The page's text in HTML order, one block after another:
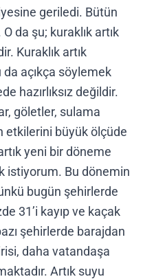
geriledi. Bütün
da şu; kuraklık artık
Kuraklık artık
açıkça söylemek
hazırlıksız değildir.
göletler, sulama
etkilerini büyük ölçüde
yeni bir döneme
istiyorum. Bu dönemin
bugün şehirlerde
31’i kayıp ve kaçak
şehirlerde barajdan
daha vatandaşa
Artık suyu